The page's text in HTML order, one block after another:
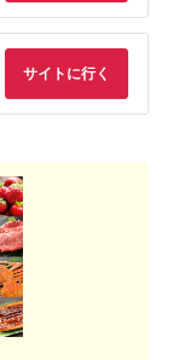
サイトに行く